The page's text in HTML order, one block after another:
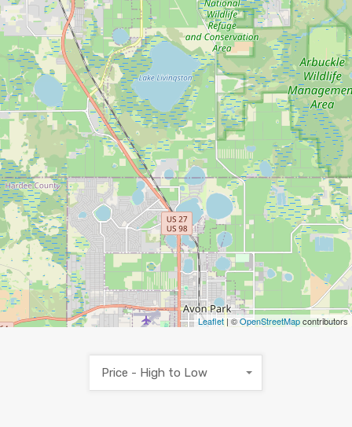
Leaflet| ©OpenStreetMapcontributors
Price - High to Low